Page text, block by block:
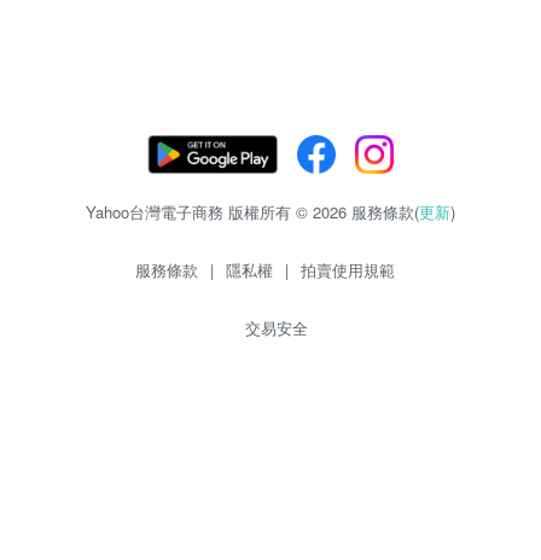
Yahoo台灣電子商務 版權所有 © 2026 服務條款(更新)
服務條款 | 隱私權 | 拍賣使用規範
交易安全